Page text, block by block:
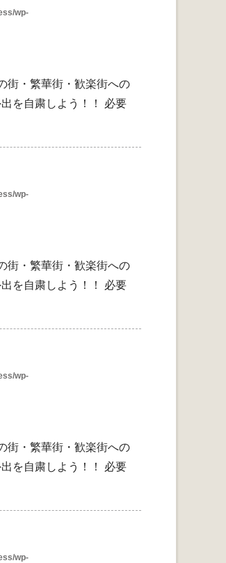
wp-
街・繁華街・歓楽街への
を自粛しよう！！ 必要
wp-
街・繁華街・歓楽街への
を自粛しよう！！ 必要
wp-
街・繁華街・歓楽街への
を自粛しよう！！ 必要
wp-